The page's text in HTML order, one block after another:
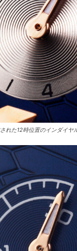
れた12時位置のインダイヤ